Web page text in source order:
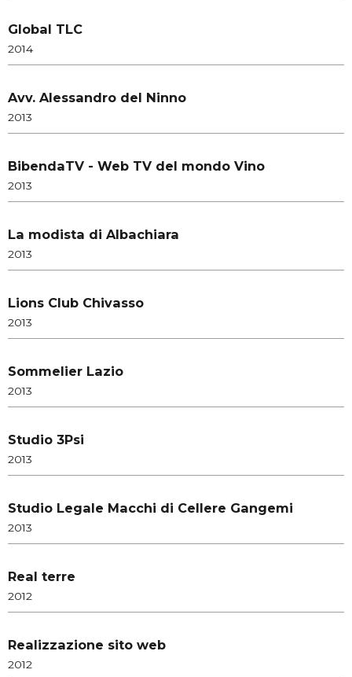
Global TLC
2014
Avv. Alessandro del Ninno
2013
BibendaTV - Web TV del mondo Vino
2013
La modista di Albachiara
2013
Lions Club Chivasso
2013
Sommelier Lazio
2013
Studio 3Psi
2013
Studio Legale Macchi di Cellere Gangemi
2013
Real terre
2012
Realizzazione sito web
2012